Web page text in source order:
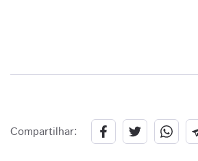
Compartilhar: